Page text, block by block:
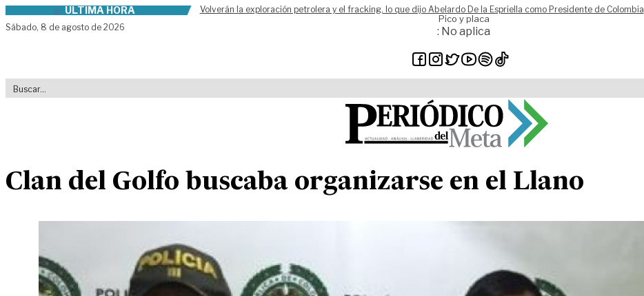
Skip to contentÚLTIMA HORA
Volverán la exploración petrolera y el fracking, lo que dijo Abelardo De la Espriella como Presidente de Colombia
Sábado, 8 de agosto de 2026
Pico y placa
: No aplica
Clan del Golfo buscaba organizarse en el Llano